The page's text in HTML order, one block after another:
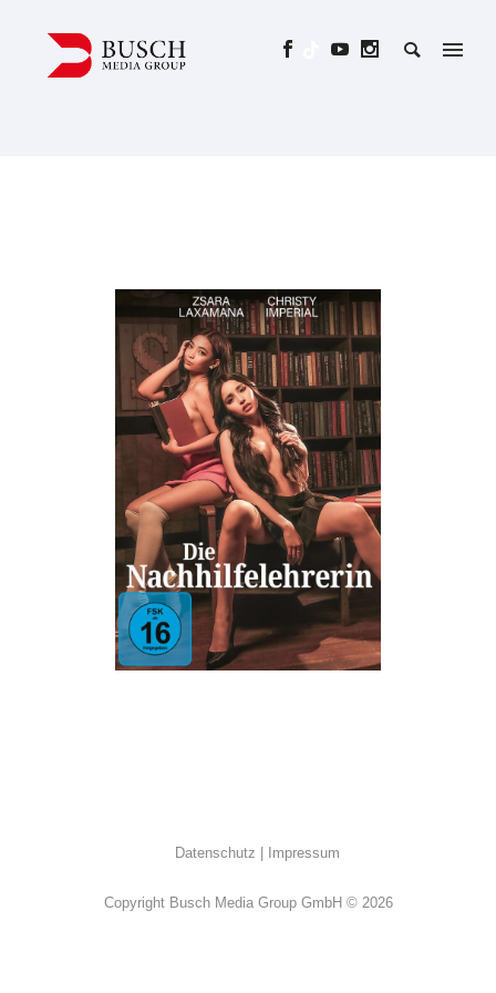
DIE NACHHILFELEHRERIN
Drama·Erotik·Philippinisch
Datenschutz Impressum
Copyright Busch Media Group GmbH © 2026